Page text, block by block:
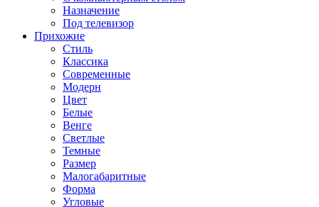
Назначение
Под телевизор
Прихожие
Стиль
Классика
Современные
Модерн
Цвет
Белые
Венге
Светлые
Темные
Размер
Малогабаритные
Форма
Угловые